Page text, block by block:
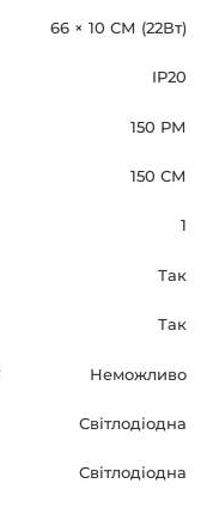
66 × 10 СМ (22Вт)
IP20
150 РМ
150 СМ
1
Так
Так
Неможливо
Світлодіодна
Світлодіодна